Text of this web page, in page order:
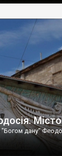
"Богом дану"